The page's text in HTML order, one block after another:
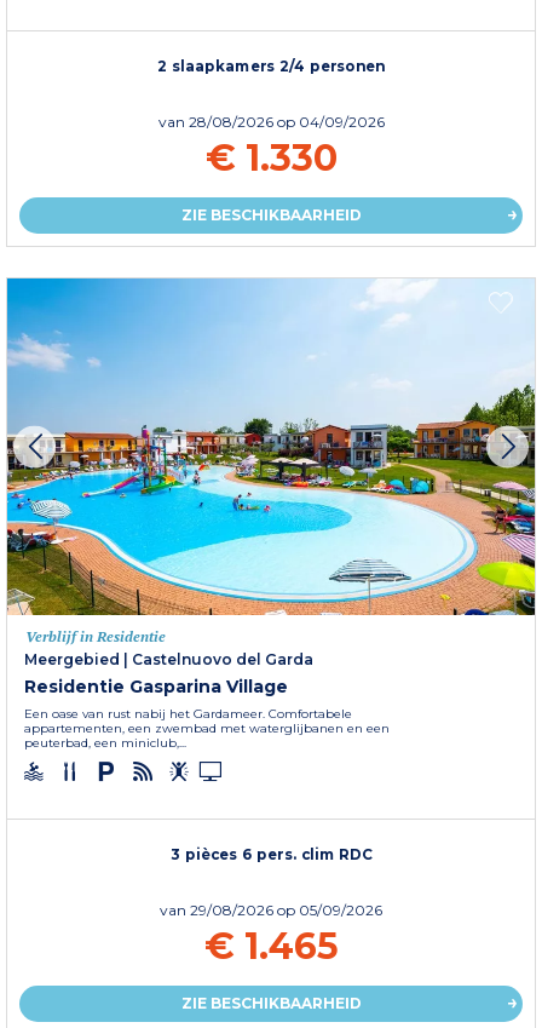
2 slaapkamers 2/4 personen
van 28/08/2026 op 04/09/2026
€ 1.330
ZIE BESCHIKBAARHEID
Verblijf in Residentie
Meergebied
Castelnuovo del Garda
Residentie Gasparina Village
Een oase van rust nabij het Gardameer. Comfortabele
appartementen, een zwembad met waterglijbanen en een
peuterbad, een miniclub,...
3 pièces 6 pers. clim RDC
van 29/08/2026 op 05/09/2026
€ 1.465
ZIE BESCHIKBAARHEID